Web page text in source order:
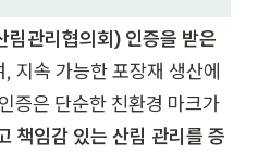
림관리협의회) 인증을 받은
지속 가능한 포장재 생산에
증은 단순한 친환경 마크가
책임감 있는 산림 관리를 증